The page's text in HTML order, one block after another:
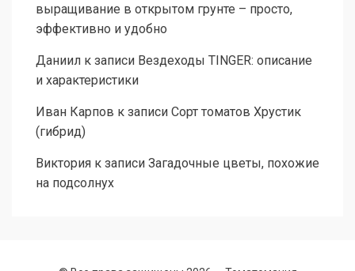
выращивание в открытом грунте – просто,
эффективно и удобно
Даниил к записи Вездеходы TINGER: описание
и характеристики
Иван Карпов к записи Сорт томатов Хрустик
(гибрид)
Виктория к записи Загадочные цветы, похожие
на подсолнух